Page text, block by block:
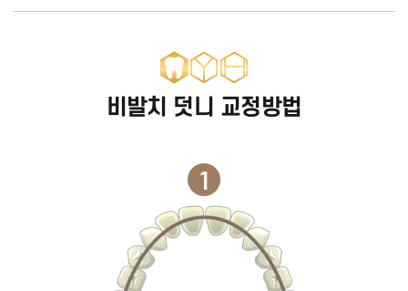
비발치 덧니 교정방법
1